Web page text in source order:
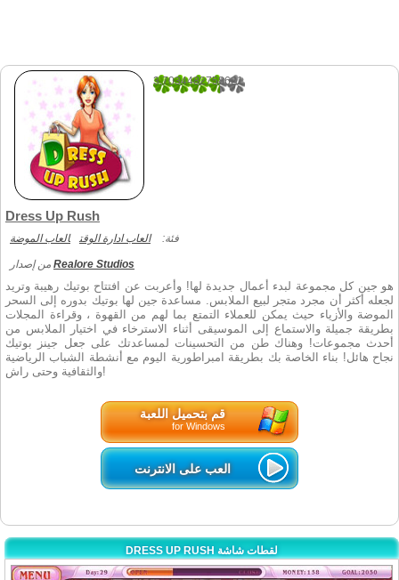
3.7034482758621
Dress Up Rush
فئة: العاب ادارة الوقت العاب الموضة
Realore Studios
هو جين كل مجموعة لبدء أعمال جديدة لها! وأعربت عن افتتاح بوتيك رهيبة وتريد
لجعله أكثر أن مجرد متجر لبيع الملابس. مساعدة جين لها بوتيك بدوره إلى السحر
الموضة والأزياء حيث يمكن للعملاء التمتع بما لهم من القهوة ، وقراءة المجلات
بطريقة جميلة والاستماع إلى الموسيقى أثناء الاسترخاء في اختيار الملابس من
أحدث مجموعات! وهناك طن من التحسينات لمساعدتك على جعل جينز بوتيك
نجاح هائل! بناء الخاصة بك بطريقة امبراطورية اليوم مع أنشطة الشباب الرياضية
والثقافية وحتى راش!
قم بتحميل اللعبة
for Windows
العب على الانترنت
DRESS UP RUSH لقطات شاشة